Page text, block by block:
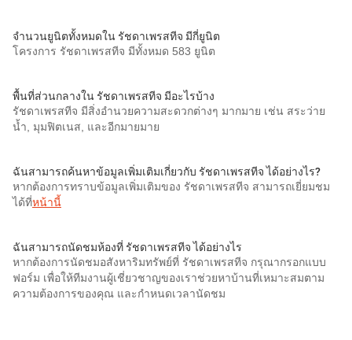
จำนวนยูนิตทั้งหมดใน รัชดาเพรสทีจ มีกี่ยูนิต
โครงการ รัชดาเพรสทีจ มีทั้งหมด 583 ยูนิต
พื้นที่ส่วนกลางใน รัชดาเพรสทีจ มีอะไรบ้าง
รัชดาเพรสทีจ มีสิ่งอำนวยความสะดวกต่างๆ มากมาย เช่น สระว่าย
น้ำ, มุมฟิตเนส, และอีกมายมาย
ฉันสามารถค้นหาข้อมูลเพิ่มเติมเกี่ยวกับ รัชดาเพรสทีจ ได้อย่างไร?
หากต้องการทราบข้อมูลเพิ่มเติมของ รัชดาเพรสทีจ สามารถเยี่ยมชม
ได้ที่หน้านี้
ฉันสามารถนัดชมห้องที่ รัชดาเพรสทีจ ได้อย่างไร
หากต้องการนัดชมอสังหาริมทรัพย์ที่ รัชดาเพรสทีจ กรุณากรอกแบบ
ฟอร์ม เพื่อให้ทีมงานผู้เชี่ยวชาญของเราช่วยหาบ้านที่เหมาะสมตาม
ความต้องการของคุณ และกำหนดเวลานัดชม